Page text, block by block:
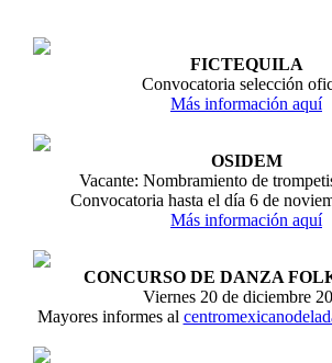
FICTEQUILA
Convocatoria selección
Más información aquí
OSIDEM
Vacante: Nombramiento de
Convocatoria hasta el día 6 de
Más información aquí
CONCURSO DE DANZA
Viernes 20 de diciembre
Mayores informes al